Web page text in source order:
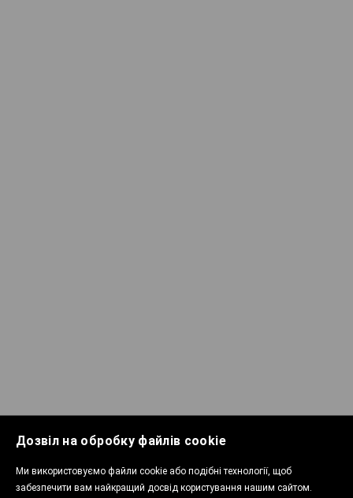
Дозвіл на обробку файлів cookie
Ми використовуємо файли cookie або подібні технології, щоб
забезпечити вам найкращий досвід користування нашим сайтом.